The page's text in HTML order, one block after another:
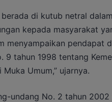
di kutub netral
kepada masyarakat
menyampaikan pendapat
9 tahun 1998 tentang
Umum,” ujarnya.
undang No. 2 tahun